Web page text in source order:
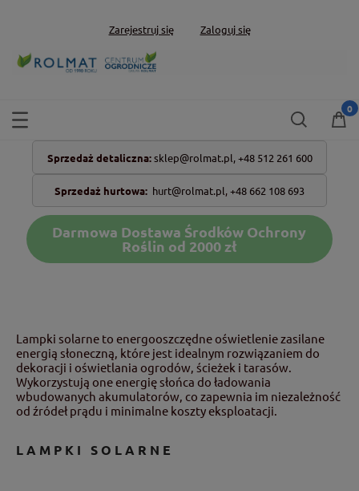
Zarejestruj się Zaloguj się
Sprzedaż detaliczna: sklep@rolmat.pl, +48 512 261 600
Sprzedaż hurtowa: hurt@rolmat.pl,+48 662 108 693
Darmowa Dostawa Środków Ochrony
Roślin od 2000 zł
Lampki solarne to energooszczędne oświetlenie zasilane
energią słoneczną, które jest idealnym rozwiązaniem do
dekoracji i oświetlania ogrodów, ścieżek i tarasów.
Wykorzystują one energię słońca do ładowania
wbudowanych akumulatorów, co zapewnia im niezależność
od źródeł prądu i minimalne koszty eksploatacji.
LAMPKI SOLARNE